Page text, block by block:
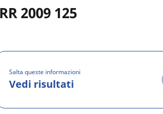
2009 125
Salta queste informazioni
Vedi risultati